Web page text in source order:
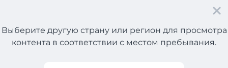
Регистрация
Выберите другую страну или регион для просмотра
контента в соответствии с местом пребывания.